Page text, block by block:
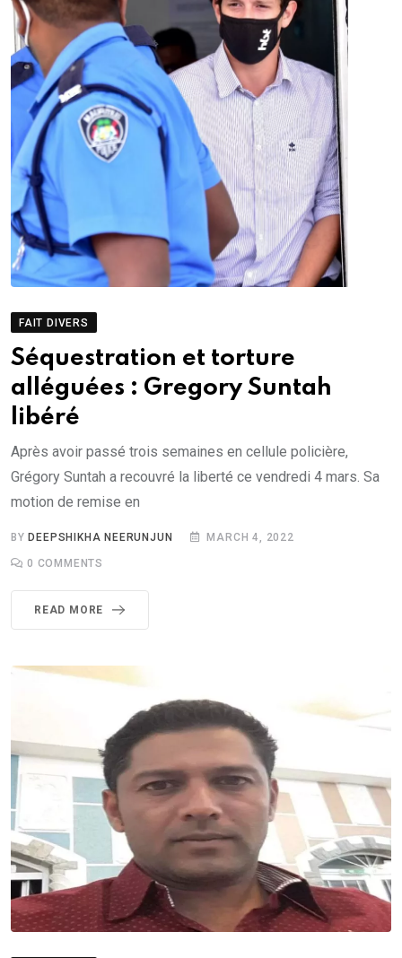
FAIT DIVERS
Séquestration et torture
alléguées : Gregory Suntah
libéré
Après avoir passé trois semaines en cellule policière,
Grégory Suntah a recouvré la liberté ce vendredi 4 mars. Sa
motion de remise en
BY DEEPSHIKHA NEERUNJUN MARCH 4, 2022
0 COMMENTS
READ MORE